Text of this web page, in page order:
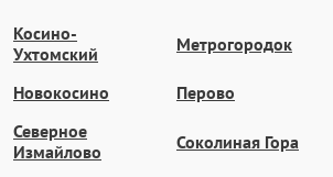
Косино-
Ухтомский
Метрогородок
Новокосино Перово
Северное
Измайлово
Соколиная Гора